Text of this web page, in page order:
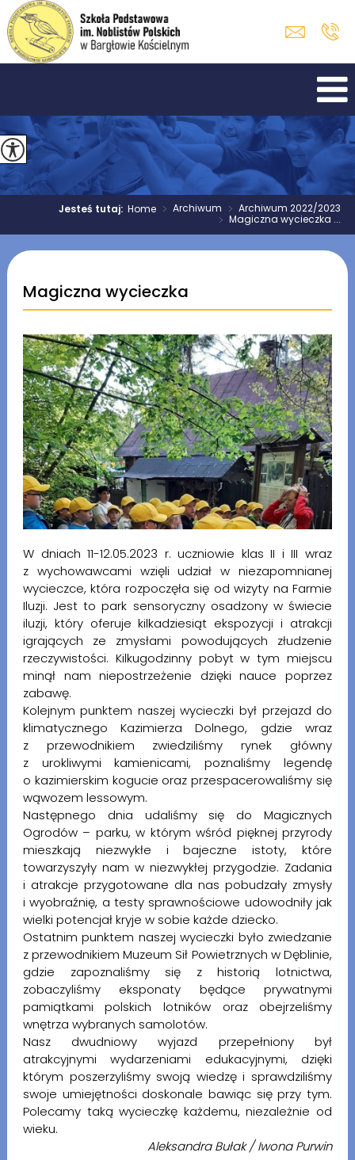
Jesteś tutaj:Home > Archiwum > Archiwum 2022/2023
> Magiczna wycieczka ...
Magiczna wycieczka
W dniach 11-12.05.2023 r. uczniowie klas II i III wraz
z wychowawcami wzięli udział w niezapomnianej
wycieczce, która rozpoczęła się od wizyty na Farmie
Iluzji. Jest to park sensoryczny osadzony w świecie
iluzji, który oferuje kilkadziesiąt ekspozycji i atrakcji
igrających ze zmysłami powodujących złudzenie
rzeczywistości. Kilkugodzinny pobyt w tym miejscu
minął nam niepostrzeżenie dzięki nauce poprzez
zabawę.
Kolejnym punktem naszej wycieczki był przejazd do
klimatycznego Kazimierza Dolnego, gdzie wraz
z przewodnikiem zwiedziliśmy rynek główny
z urokliwymi kamienicami, poznaliśmy legendę
o kazimierskim kogucie oraz przespacerowaliśmy się
wąwozem lessowym.
Następnego dnia udaliśmy się do Magicznych
Ogrodów – parku, w którym wśród pięknej przyrody
mieszkają niezwykłe i bajeczne istoty, które
towarzyszyły nam w niezwykłej przygodzie. Zadania
i atrakcje przygotowane dla nas pobudzały zmysły
i wyobraźnię, a testy sprawnościowe udowodniły jak
wielki potencjał kryje w sobie każde dziecko.
Ostatnim punktem naszej wycieczki było zwiedzanie
z przewodnikiem Muzeum Sił Powietrznych w Dęblinie,
gdzie zapoznaliśmy się z historią lotnictwa,
zobaczyliśmy eksponaty będące prywatnymi
pamiątkami polskich lotników oraz obejrzeliśmy
wnętrza wybranych samolotów.
Nasz dwudniowy wyjazd przepełniony był
atrakcyjnymi wydarzeniami edukacyjnymi, dzięki
którym poszerzyliśmy swoją wiedzę i sprawdziliśmy
swoje umiejętności doskonale bawiąc się przy tym.
Polecamy taką wycieczkę każdemu, niezależnie od
wieku.
Aleksandra Bułak / Iwona Purwin